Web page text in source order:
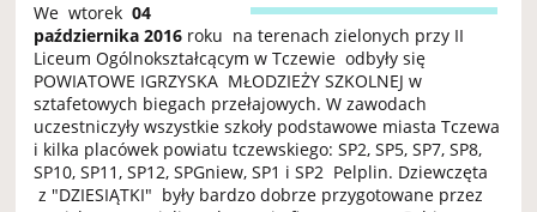
We wtorek04
października 2016 roku na terenach zielonych przy II
Liceum Ogólnokształcącym w Tczewie odbyły się
POWIATOWE IGRZYSKA MŁODZIEŻY SZKOLNEJ w
sztafetowych biegach przełajowych. W zawodach
uczestniczyły wszystkie szkoły podstawowe miasta Tczewa
i kilka placówek powiatu tczewskiego: SP2, SP5, SP7, SP8,
SP10, SP11, SP12, SPGniew, SP1 i SP2 Pelplin. Dziewczęta
z "DZIESIĄTKI" były bardzo dobrze przygotowane przez